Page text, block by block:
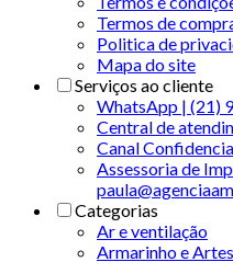
Termos de
Politica de
Mapa do site
Serviços ao cliente
WhatsApp | (21)
Central de
Canal
Assessoria de
Categorias
Ar e ventilação
Armarinho e